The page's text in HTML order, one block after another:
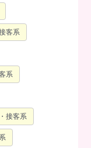
客系
系
接客系